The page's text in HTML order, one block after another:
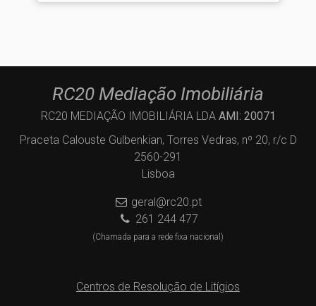
RC20 Mediação Imobiliária
RC20 MEDIAÇÃO IMOBILIÁRIA LDA AMI: 20071
Praceta Calouste Gulbenkian, Torres Vedras, nº 20, r/c D
2560-291
Lisboa
geral@rc20.pt
261 244 477
(Chamada para a rede fixa nacional)
Centros de Resolução de Litígios